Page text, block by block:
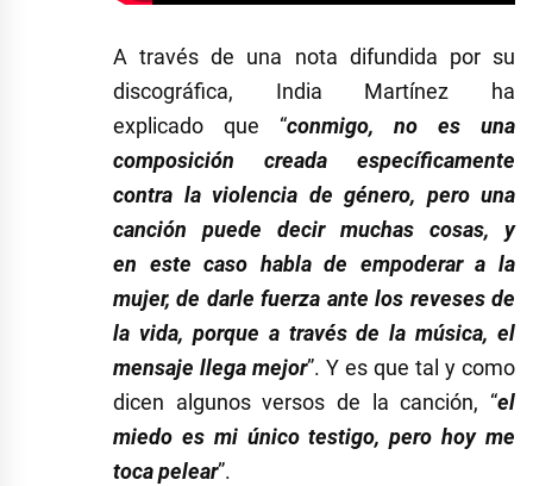
A través de una nota difundida por su
discográfica, India Martínez ha
explicado que “conmigo, no es una
composición creada específicamente
contra la violencia de género, pero una
canción puede decir muchas cosas, y
en este caso habla de empoderar a la
mujer, de darle fuerza ante los reveses de
la vida, porque a través de la música, el
mensaje llega mejor”. Y es que tal y como
dicen algunos versos de la canción, “el
miedo es mi único testigo, pero hoy me
toca pelear”.